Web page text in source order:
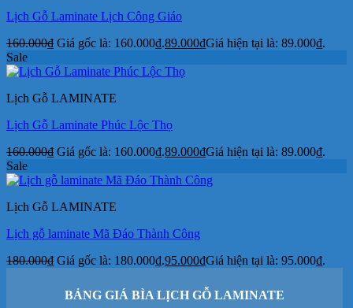
Lịch Gỗ Laminate Lịch Công Giáo
160.000₫ Giá gốc là: 160.000₫.89.000₫Giá hiện tại là: 89.000₫.
Sale
Lịch Gỗ LAMINATE
Lịch Gỗ Laminate Phúc Lộc Thọ
160.000₫ Giá gốc là: 160.000₫.89.000₫Giá hiện tại là: 89.000₫.
Sale
Lịch Gỗ LAMINATE
Lịch gỗ laminate Mã Đáo Thành Công
180.000₫ Giá gốc là: 180.000₫.95.000₫Giá hiện tại là: 95.000₫.
BẢNG GIÁ BÌA LỊCH GỖ LAMINATE